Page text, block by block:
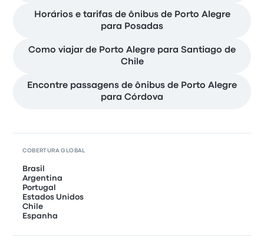
Horários e tarifas de ônibus de Porto Alegre
para Posadas
Como viajar de Porto Alegre para Santiago de
Chile
Encontre passagens de ônibus de Porto Alegre
para Córdova
COBERTURA GLOBAL
Brasil
Argentina
Portugal
Estados Unidos
Chile
Espanha